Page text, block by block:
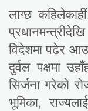
लाग्छ
विदेशमा पढेर
दुर्वल पक्षमा
सिर्जना गरेको
भूमिका,